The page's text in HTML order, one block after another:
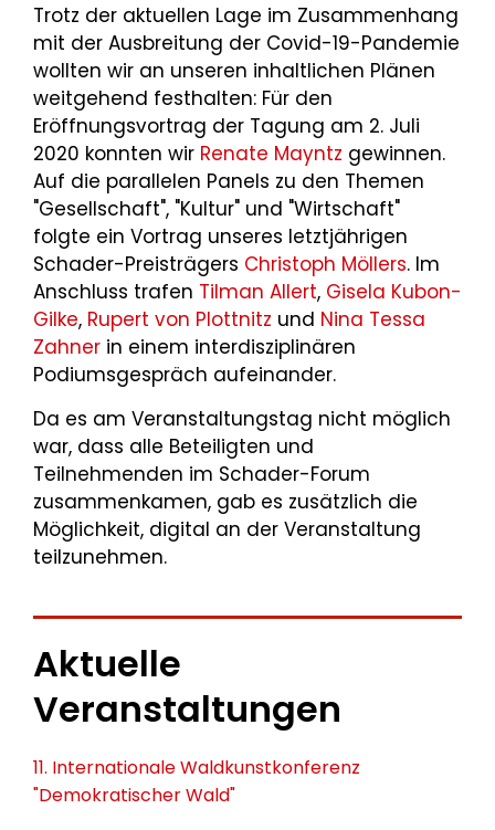
Trotz der aktuellen Lage im Zusammenhang
mit der Ausbreitung der Covid-19-Pandemie
wollten wir an unseren inhaltlichen Plänen
weitgehend festhalten: Für den
Eröffnungsvortrag der Tagung am 2. Juli
2020 konnten wir Renate Mayntz gewinnen.
Auf die parallelen Panels zu den Themen
"Gesellschaft", "Kultur" und "Wirtschaft"
folgte ein Vortrag unseres letztjährigen
Schader-Preisträgers Christoph Möllers. Im
Anschluss trafen Tilman Allert, Gisela Kubon-
Gilke, Rupert von Plottnitz und Nina Tessa
Zahner in einem interdisziplinären
Podiumsgespräch aufeinander.
Da es am Veranstaltungstag nicht möglich
war, dass alle Beteiligten und
Teilnehmenden im Schader-Forum
zusammenkamen, gab es zusätzlich die
Möglichkeit, digital an der Veranstaltung
teilzunehmen.
Aktuelle
Veranstaltungen
11. Internationale Waldkunstkonferenz
"Demokratischer Wald"